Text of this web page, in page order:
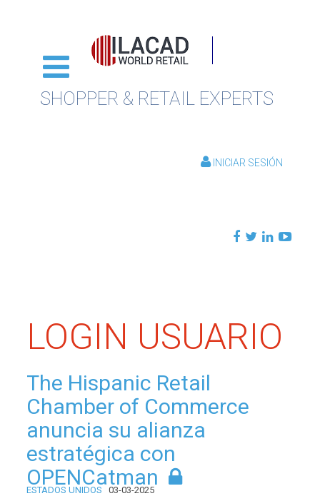
SHOPPER & RETAIL EXPERTS
INICIAR SESIÓN
LOGIN USUARIO
The Hispanic Retail
Chamber of Commerce
anuncia su alianza
estratégica con
OPENCatman
ESTADOS UNIDOS 03-03-2025